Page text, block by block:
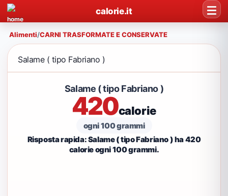
calorie.it
Alimenti/CARNI TRASFORMATE E CONSERVATE
Salame ( tipo Fabriano )
Salame ( tipo Fabriano )
420calorie
ogni 100 grammi
Risposta rapida: Salame ( tipo Fabriano ) ha 420
calorie ogni 100 grammi.